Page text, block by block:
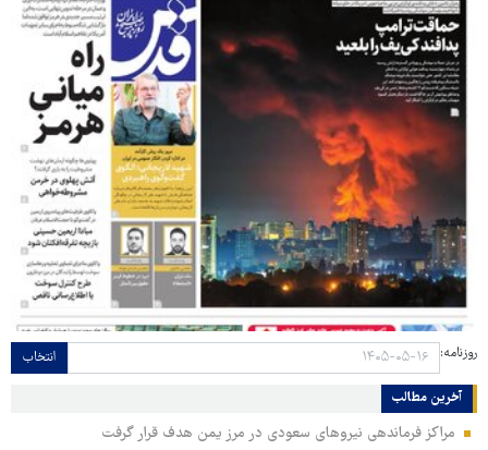
روزنامه: انتخاب
آخرین مطالب
مراکز فرماندهی نیروهای سعودی در مرز یمن هدف قرار گرفت